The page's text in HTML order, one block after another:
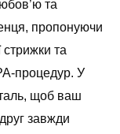
та
пропонуючи
стрижки та
процедур. У
щоб ваш
завжди